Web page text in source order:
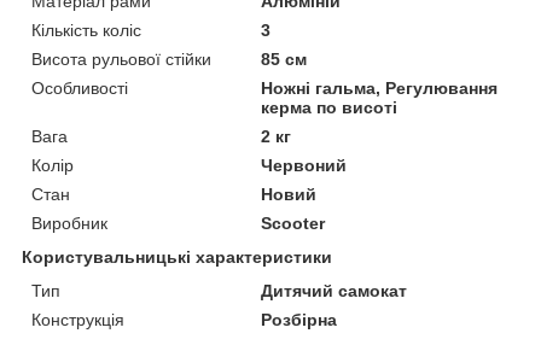
Кількість коліс
3
Висота рульової стійки
85 см
Особливості
Ножні гальма, Регулювання
керма по висоті
Вага
2 кг
Колір
Червоний
Стан
Новий
Виробник
Scooter
Користувальницькі характеристики
Тип
Дитячий самокат
Конструкція
Розбірна